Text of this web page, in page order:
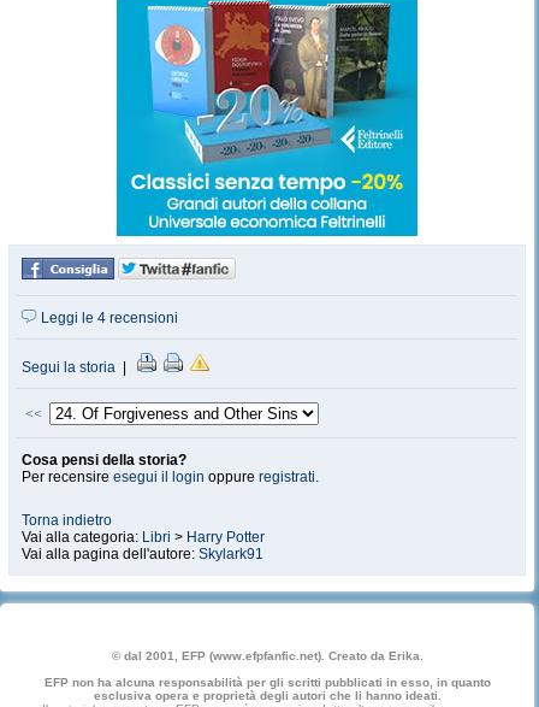
Leggi le 4 recensioni
Segui la storia
<<
Cosa pensi della storia?
Per recensire esegui il login oppure registrati.
Torna indietro
Vai alla categoria: Libri > Harry Potter
Vai alla pagina dell'autore: Skylark91
© dal 2001, EFP (www.efpfanfic.net). Creato da Erika.
EFP non ha alcuna responsabilità per gli scritti pubblicati in esso, in quanto
esclusiva opera e proprietà degli autori che li hanno ideati.